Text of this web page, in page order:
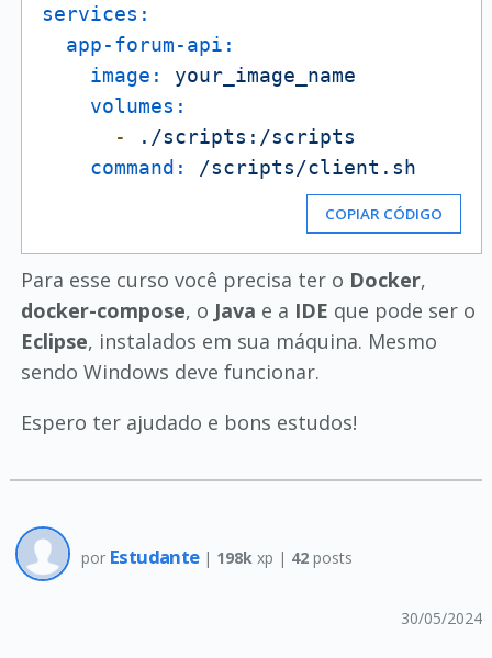
services:
app-forum-api:
image:
your_image_name
volumes:
-
./scripts:/scripts
command:
/scripts/client.sh
COPIAR CÓDIGO
Para esse curso você precisa ter o Docker,
docker-compose, o Java e a IDE que pode ser o
Eclipse, instalados em sua máquina. Mesmo
sendo Windows deve funcionar.
Espero ter ajudado e bons estudos!
por Estudante | 198k xp | 42posts
30/05/2024